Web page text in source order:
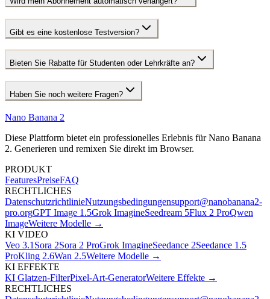
Gibt es eine kostenlose Testversion?
Bieten Sie Rabatte für Studenten oder Lehrkräfte an?
Haben Sie noch weitere Fragen?
Nano Banana 2
Diese Plattform bietet ein professionelles Erlebnis für Nano Banana
2. Generieren und remixen Sie direkt im Browser.
PRODUKT
FeaturesPreiseFAQ
RECHTLICHES
DatenschutzrichtlinieNutzungsbedingungensupport@nanobanana2-
pro.orgGPT Image 1.5Grok ImagineSeedream 5Flux 2 ProQwen
ImageWeitere Modelle →
KI VIDEO
Veo 3.1 Sora 2Sora 2 ProGrok ImagineSeedance 2Seedance 1.5
ProKling 2.6Wan 2.5Weitere Modelle →
KI EFFEKTE
KI Glatzen-FilterPixel-Art-GeneratorWeitere Effekte →
RECHTLICHES